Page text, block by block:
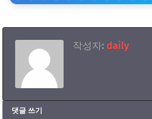
작성자: daily
댓글 쓰기